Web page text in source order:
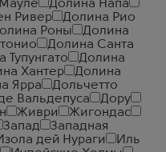
Долина Напа
Ривер
Долина Рио
Роны
Долина
Долина Санта
Тупунгато
Долина
Хантер
Долина
Ярра
Дольчетто
Вальдепуса
Дору
Живри
Жигондас
Запад
Западная
дей Нураги
Иль